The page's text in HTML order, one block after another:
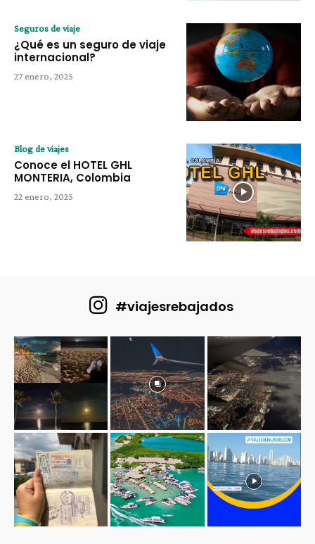
Seguros de viaje
¿Qué es un seguro de viaje
internacional?
27 enero, 2025
Blog de viajes
Conoce el HOTEL GHL
MONTERIA, Colombia
22 enero, 2025
#viajesrebajados